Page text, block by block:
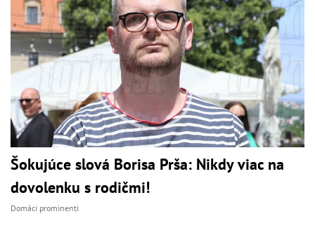
Šokujúce slová Borisa Prša: Nikdy viac na
dovolenku s rodičmi!
Domáci prominenti